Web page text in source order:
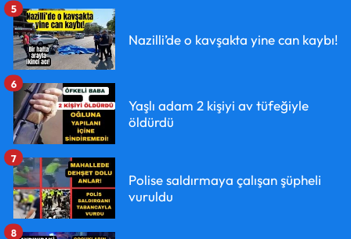
Nazilli’de o kavşakta yine can kaybı!
5
Yaşlı adam 2 kişiyi av tüfeğiyle
öldürdü
6
Polise saldırmaya çalışan şüpheli
vuruldu
7
8